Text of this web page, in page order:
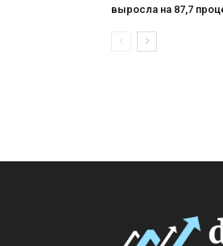
выросла на 87,7